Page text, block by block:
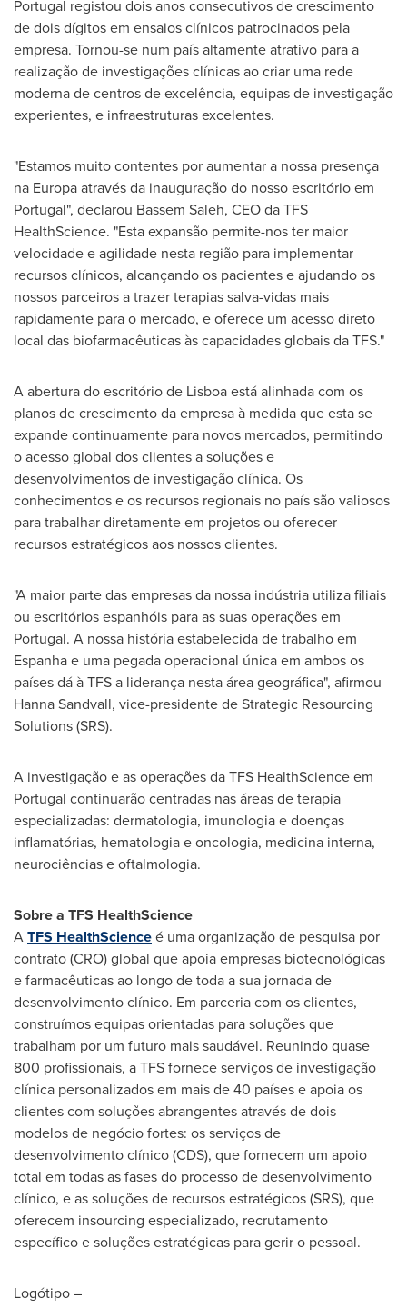
Portugal registou dois anos consecutivos de crescimento
de dois dígitos em ensaios clínicos patrocinados pela
empresa. Tornou-se num país altamente atrativo para a
realização de investigações clínicas ao criar uma rede
moderna de centros de excelência, equipas de investigação
experientes, e infraestruturas excelentes.
"Estamos muito contentes por aumentar a nossa presença
na Europa através da inauguração do nosso escritório em
Portugal", declarou Bassem Saleh, CEO da TFS
HealthScience. "Esta expansão permite-nos ter maior
velocidade e agilidade nesta região para implementar
recursos clínicos, alcançando os pacientes e ajudando os
nossos parceiros a trazer terapias salva-vidas mais
rapidamente para o mercado, e oferece um acesso direto
local das biofarmacêuticas às capacidades globais da TFS."
A abertura do escritório de Lisboaestá alinhada com os
planos de crescimento da empresa à medida que esta se
expande continuamente para novos mercados, permitindo
o acesso global dos clientes a soluções e
desenvolvimentos de investigação clínica. Os
conhecimentos e os recursos regionais no país são valiosos
para trabalhar diretamente em projetos ou oferecer
recursos estratégicos aos nossos clientes.
"A maior parte das empresas da nossa indústria utiliza filiais
ou escritórios espanhóis para as suas operações em
Portugal. A nossa história estabelecida de trabalho em
Espanha e uma pegada operacional única em ambos os
países dá à TFS a liderança nesta área geográfica", afirmou
Hanna Sandvall, vice-presidente de Strategic Resourcing
Solutions (SRS).
A investigação e as operações da TFS HealthScience em
Portugal continuarão centradas nas áreas de terapia
especializadas: dermatologia, imunologia e doenças
inflamatórias, hematologia e oncologia, medicina interna,
neurociências e oftalmologia.
Sobre a TFS HealthScience
ATFS HealthScienceé uma organização de pesquisa por
contrato (CRO) global que apoia empresas biotecnológicas
e farmacêuticas ao longo de toda a sua jornada de
desenvolvimento clínico. Em parceria com os clientes,
construímos equipas orientadas para soluções que
trabalham por um futuro mais saudável. Reunindo quase
800 profissionais, a TFS fornece serviços de investigação
clínica personalizados em mais de 40 países e apoia os
clientes com soluções abrangentes através de dois
modelos de negócio fortes: os serviços de
desenvolvimento clínico (CDS), que fornecem um apoio
total em todas as fases do processo de desenvolvimento
clínico, e as soluções de recursos estratégicos (SRS), que
oferecem insourcing especializado, recrutamento
específico e soluções estratégicas para gerir o pessoal.
Logótipo –